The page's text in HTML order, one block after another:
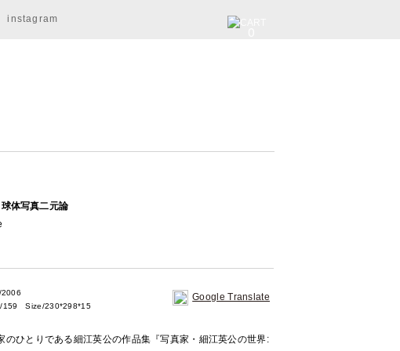
instagram
体写真二元論
159 Size/230*298*15
Google Translate
のひとりである細江英公の作品集『写真家・細江英公の世界: